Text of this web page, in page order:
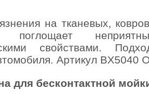
на тканевых,
поглощает
свойствами.
Артикул BX5040
для бесконтактной